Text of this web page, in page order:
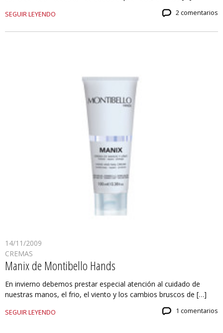
SEGUIR LEYENDO 2 comentarios
14/11/2009
CREMAS
Manix de Montibello Hands
En invierno debemos prestar especial atención al cuidado de
nuestras manos, el frio, el viento y los cambios bruscos de […]
SEGUIR LEYENDO 1 comentarios